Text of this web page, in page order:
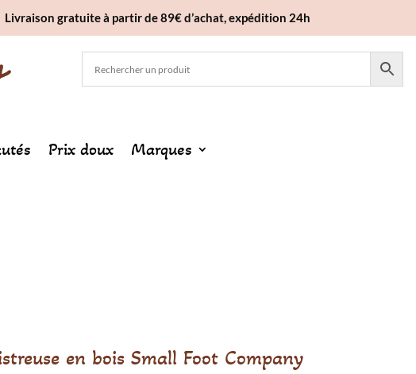
Livraison gratuite à partir de 89€ d’achat, expédition 24h
Prix doux Marques
en bois Small Foot Company